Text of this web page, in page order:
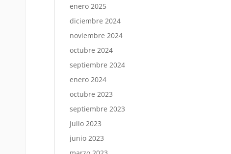
enero 2025
diciembre 2024
noviembre 2024
octubre 2024
septiembre 2024
enero 2024
octubre 2023
septiembre 2023
julio 2023
junio 2023